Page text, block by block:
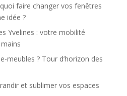
faire changer vos fenêtres
idée ?
Yvelines : votre mobilité
meubles ? Tour d’horizon des
et sublimer vos espaces